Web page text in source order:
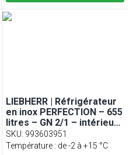
LIEBHERR | Réfrigérateur
en inox PERFECTION – 655
litres – GN 2/1 – intérieur
en plastique – avec 1
porte
SKU: 993603951
Température : de -2 à +15 °C